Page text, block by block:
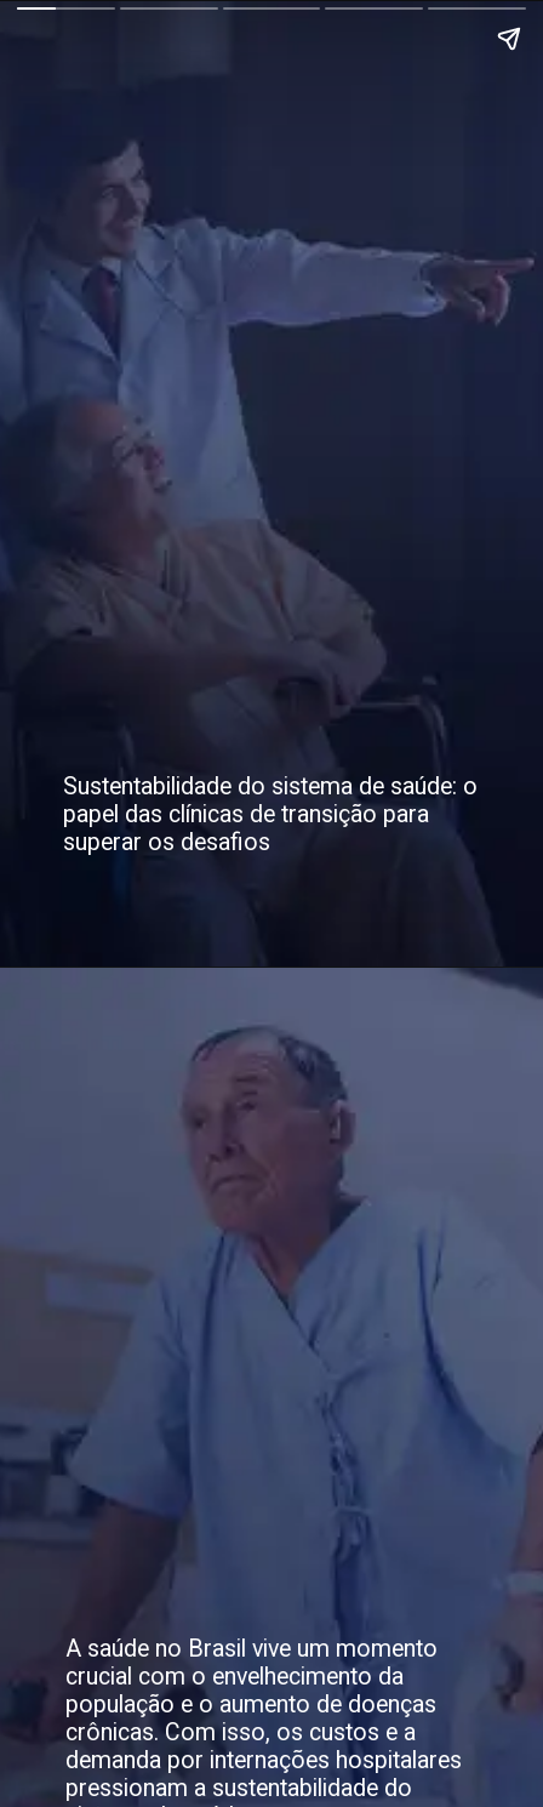
Sustentabilidade do sistema de saúde: o
papel das clínicas de transição para
superar os desafios
A saúde no Brasil vive um momento
crucial com o envelhecimento da
população e o aumento de doenças
crônicas. Com isso, os custos e a
demanda por internações hospitalares
pressionam a sustentabilidade do